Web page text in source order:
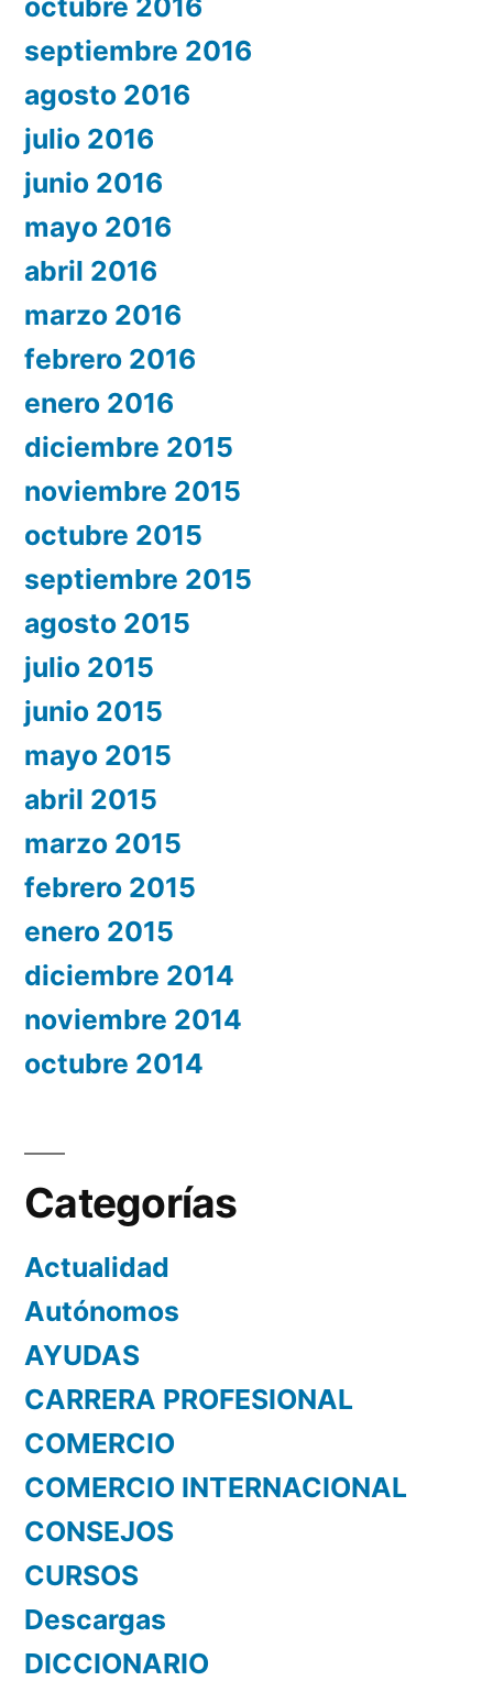
septiembre 2016
agosto 2016
julio 2016
junio 2016
mayo 2016
abril 2016
marzo 2016
febrero 2016
enero 2016
diciembre 2015
noviembre 2015
octubre 2015
septiembre 2015
agosto 2015
julio 2015
junio 2015
mayo 2015
abril 2015
marzo 2015
febrero 2015
enero 2015
diciembre 2014
noviembre 2014
octubre 2014
Categorías
Actualidad
Autónomos
AYUDAS
CARRERA PROFESIONAL
COMERCIO
COMERCIO INTERNACIONAL
CONSEJOS
CURSOS
Descargas
DICCIONARIO